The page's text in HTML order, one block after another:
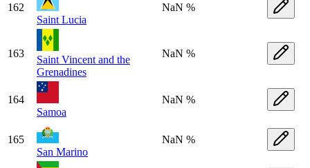
162
Saint Lucia
NaN %
163
Saint Vincent and the
Grenadines
NaN %
164
Samoa
NaN %
165
San Marino
NaN %